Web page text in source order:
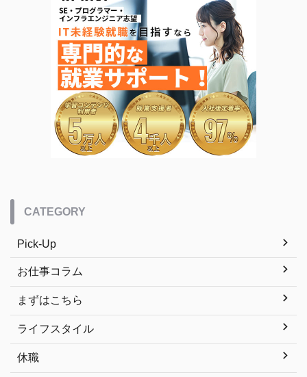
CATEGORY
Pick-Up
お仕事コラム
まずはこちら
ライフスタイル
休職